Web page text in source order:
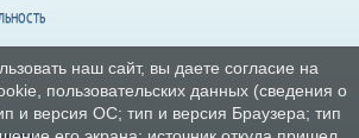
наш сайт, вы даете согласие на
пользовательских данных (сведения о
и версия ОС; тип и версия Браузера; тип